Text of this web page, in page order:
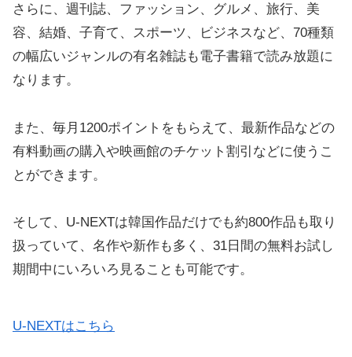
さらに、週刊誌、ファッション、グルメ、旅行、美
容、結婚、子育て、スポーツ、ビジネスなど、70種類
の幅広いジャンルの有名雑誌も電子書籍で読み放題に
なります。
また、毎月1200ポイントをもらえて、最新作品などの
有料動画の購入や映画館のチケット割引などに使うこ
とができます。
そして、U-NEXTは韓国作品だけでも約800作品も取り
扱っていて、名作や新作も多く、31日間の無料お試し
期間中にいろいろ見ることも可能です。
U-NEXTはこちら